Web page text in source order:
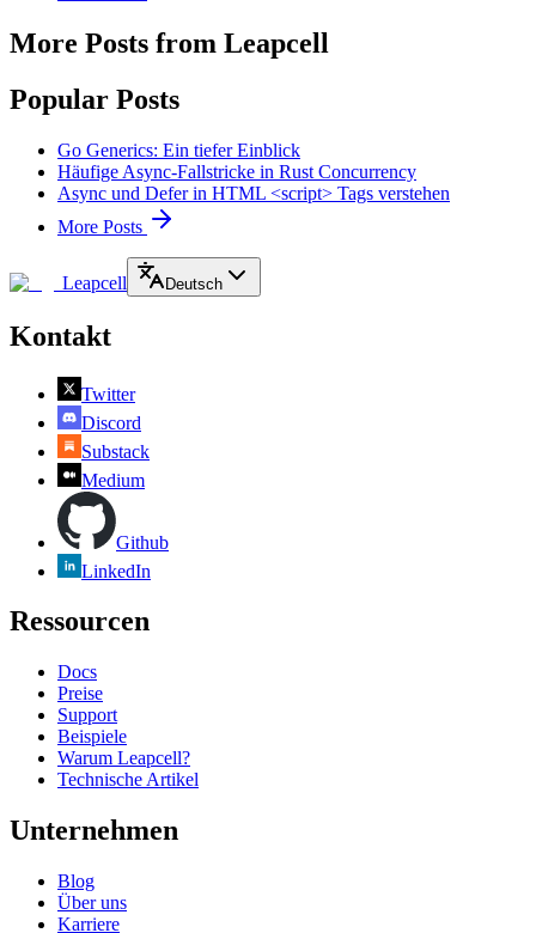
More Posts from Leapcell
Popular Posts
Go Generics: Ein tiefer Einblick
Häufige Async-Fallstricke in Rust Concurrency
Async und Defer in HTML <script> Tags verstehen
More Posts
Leapcell Deutsch
Kontakt
Twitter
Discord
Substack
Medium
Github
LinkedIn
Ressourcen
Docs
Preise
Support
Beispiele
Warum Leapcell?
Technische Artikel
Unternehmen
Blog
Über uns
Karriere